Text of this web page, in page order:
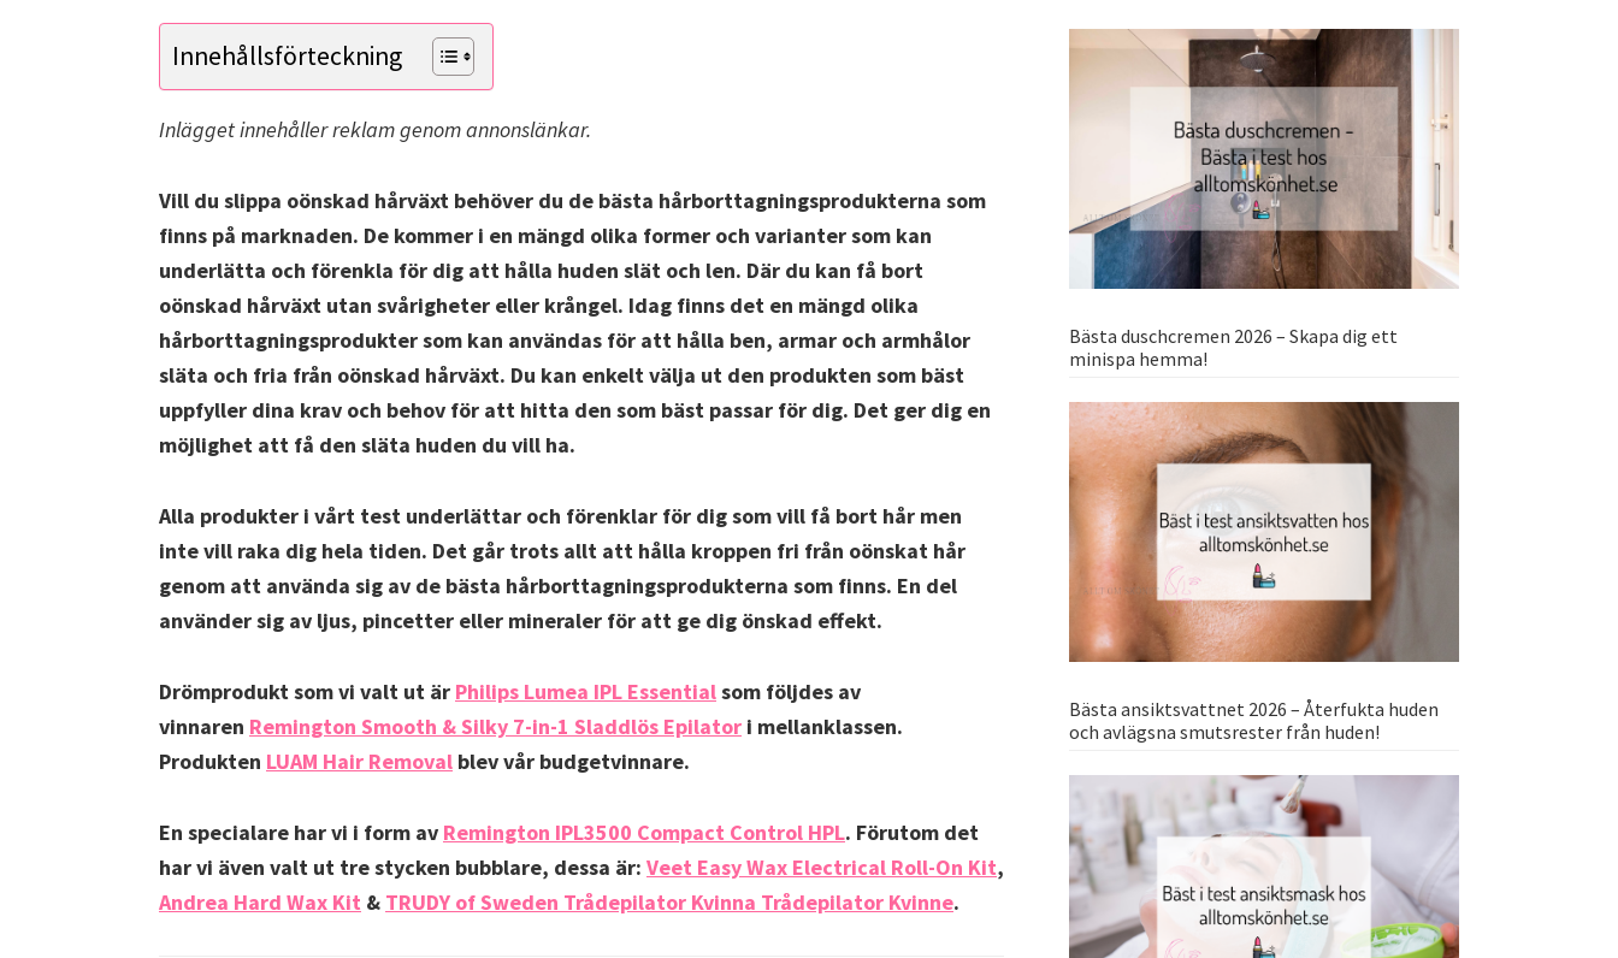
Innehållsförteckning
Inlägget innehåller reklam genom annonslänkar.
Vill du slippa oönskad hårväxt behöver du de bästa hårborttagningsprodukterna som
finns på marknaden. De kommer i en mängd olika former och varianter som kan
underlätta och förenkla för dig att hålla huden slät och len. Där du kan få bort
oönskad hårväxt utan svårigheter eller krångel. Idag finns det en mängd olika
hårborttagningsprodukter som kan användas för att hålla ben, armar och armhålor
släta och fria från oönskad hårväxt. Du kan enkelt välja ut den produkten som bäst
uppfyller dina krav och behov för att hitta den som bäst passar för dig. Det ger dig en
möjlighet att få den släta huden du vill ha.
Alla produkter i vårt test underlättar och förenklar för dig som vill få bort hår men
inte vill raka dig hela tiden. Det går trots allt att hålla kroppen fri från oönskat hår
genom att använda sig av de bästa hårborttagningsprodukterna som finns. En del
använder sig av ljus, pincetter eller mineraler för att ge dig önskad effekt.
Drömprodukt som vi valt ut är Philips Lumea IPL Essentialsom följdes av
vinnaren Remington Smooth & Silky 7-in-1 Sladdlös Epilator i mellanklassen.
Produkten LUAM Hair Removal blev vår budgetvinnare.
En specialare har vi i form av Remington IPL3500 Compact Control HPL. Förutom det
har vi även valt ut tre stycken bubblare, dessa är: Veet Easy Wax Electrical Roll-On Kit,
Andrea Hard Wax Kit & TRUDY of Sweden Trådepilator Kvinna Trådepilator Kvinne.
Bästa duschcremen 2026 – Skapa dig ett
minispa hemma!
Bästa ansiktsvattnet 2026 – Återfukta huden
och avlägsna smutsrester från huden!